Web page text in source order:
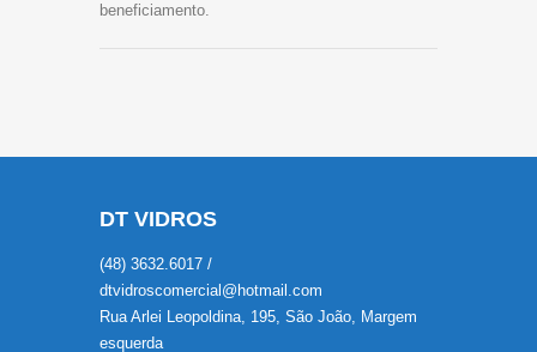
beneficiamento.
DT VIDROS
(48) 3632.6017 /
dtvidroscomercial@hotmail.com
Rua Arlei Leopoldina, 195, São João, Margem
esquerda